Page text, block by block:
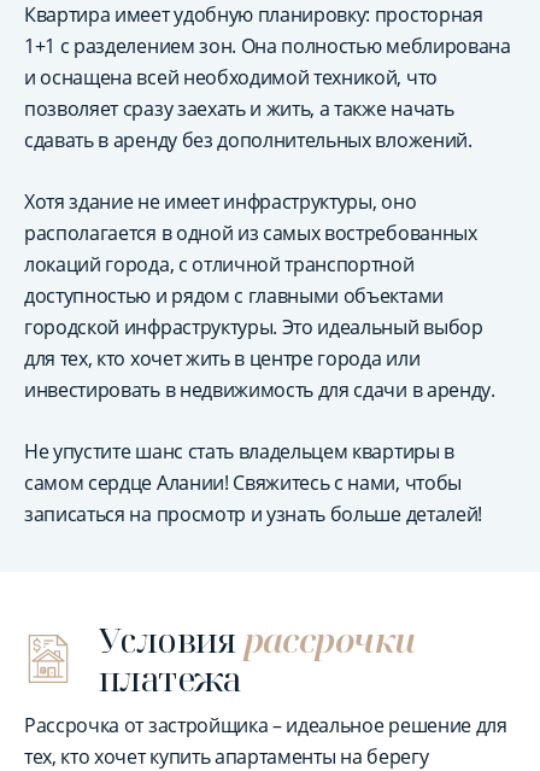
Квартира имеет удобную планировку: просторная
1+1 с разделением зон. Она полностью меблирована
и оснащена всей необходимой техникой, что
позволяет сразу заехать и жить, а также начать
сдавать в аренду без дополнительных вложений.
Хотя здание не имеет инфраструктуры, оно
располагается в одной из самых востребованных
локаций города, с отличной транспортной
доступностью и рядом с главными объектами
городской инфраструктуры. Это идеальный выбор
для тех, кто хочет жить в центре города или
инвестировать в недвижимость для сдачи в аренду.
Не упустите шанс стать владельцем квартиры в
самом сердце Алании! Свяжитесь с нами, чтобы
записаться на просмотр и узнать больше деталей!
Условиярассрочки
платежа
Рассрочка от застройщика – идеальное решение для
тех, кто хочет купить апартаменты на берегу